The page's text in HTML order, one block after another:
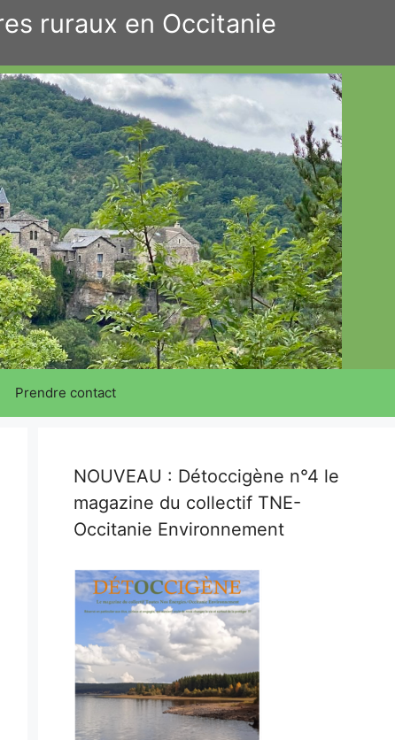
ruraux en Occitanie
Prendre contact
NOUVEAU : Détoccigène n°4 le
magazine du collectif TNE-
Occitanie Environnement